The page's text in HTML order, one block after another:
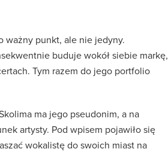
ważny punkt, ale nie jedyny.
buduje wokół siebie markę,
Tym razem do jego portfolio
ma jego pseudonim, a na
artysty. Pod wpisem pojawiło się
wokalistę do swoich miast na